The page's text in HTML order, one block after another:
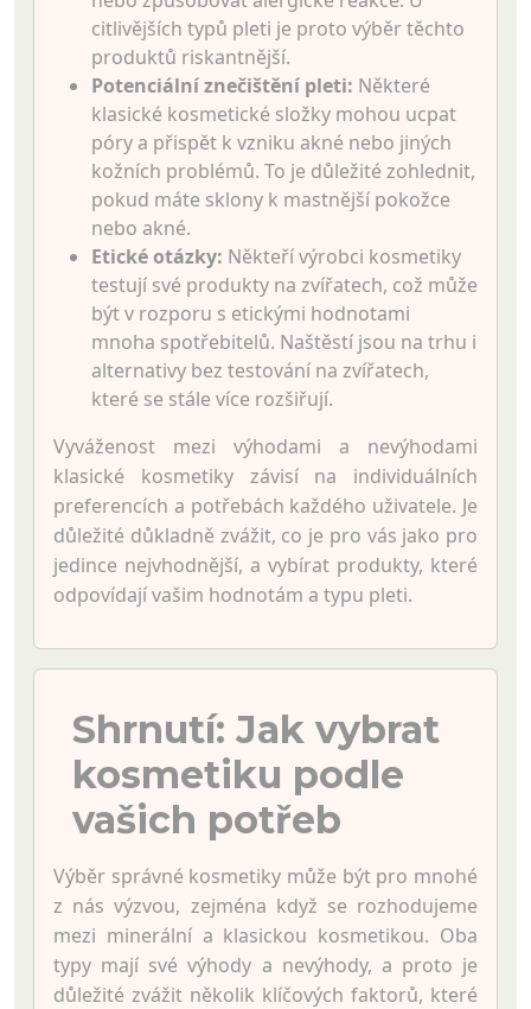
citlivějších typů pleti je proto výběr těchto
produktů riskantnější.
Potenciální znečištění pleti: Některé
klasické kosmetické složky mohou ucpat
póry a přispět k vzniku akné nebo jiných
kožních problémů. To je důležité zohlednit,
pokud máte sklony k mastnější pokožce
nebo akné.
Etické otázky: Někteří výrobci kosmetiky
testují své produkty na zvířatech, což může
být v rozporu s etickými hodnotami
mnoha spotřebitelů. Naštěstí jsou na trhu i
alternativy bez testování na zvířatech,
které se stále více rozšiřují.
Vyváženost mezi výhodami a nevýhodami
klasické kosmetiky závisí na individuálních
preferencích a potřebách každého uživatele. Je
důležité důkladně zvážit, co je pro vás jako pro
jedince nejvhodnější, a vybírat produkty, které
odpovídají vašim hodnotám a typu pleti.
Shrnutí: Jak vybrat
kosmetiku podle
vašich potřeb
Výběr správné kosmetiky může být pro mnohé
z nás výzvou, zejména když se rozhodujeme
mezi minerální a klasickou kosmetikou. Oba
typy mají své výhody a nevýhody, a proto je
důležité zvážit několik klíčových faktorů, které